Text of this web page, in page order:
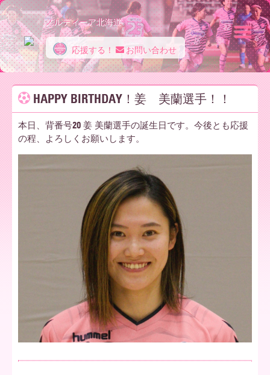
ノ
ル
デ
ー
ア
北
ノルディーア北海道
応援する！ お問い合わせ
HAPPY BIRTHDAY！姜 美蘭選手！！
本日、背番号20 姜 美蘭選手の誕生日です。今後とも応援
の程、よろしくお願いします。